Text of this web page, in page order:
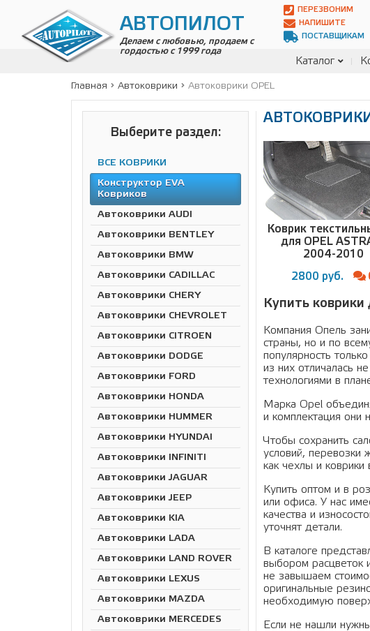
АВТОПИЛОТ
Делаем с любовью, продаем с
гордостью с 1999 года
ПЕРЕЗВОНИМ
НАПИШИТЕ
ПОСТАВЩИКАМ
Каталог
Главная Автоковрики Автоковрики OPEL
Выберите раздел:
ВСЕ КОВРИКИ
Конструктор EVA
Ковриков
Автоковрики AUDI
Автоковрики BENTLEY
Автоковрики BMW
Автоковрики CADILLAC
Автоковрики CHERY
Автоковрики CHEVROLET
Автоковрики CITROEN
Автоковрики DODGE
Автоковрики FORD
Автоковрики HONDA
Автоковрики HUMMER
Автоковрики HYUNDAI
Автоковрики INFINITI
Автоковрики JAGUAR
Автоковрики JEEP
Автоковрики KIA
Автоковрики LADA
Автоковрики LAND ROVER
Автоковрики LEXUS
Автоковрики MAZDA
Автоковрики MERCEDES
АВТОКОВРИКИ
Коврик
для OPEL
2004-2010
2800 руб.
Купить
Компания Опель
страны, но и по
популярность
из них отличалась
технологиями в
Марка Opel
и комплектация они
Чтобы сохранить
условий, перевозки
как чехлы и коврики
Купить оптом и в
или офиса. У нас
качества и
уточнят детали.
В каталоге
выбором расцветок
не завышаем
оригинальные
необходимую
Если не нашли
Адрес:
Чагинская